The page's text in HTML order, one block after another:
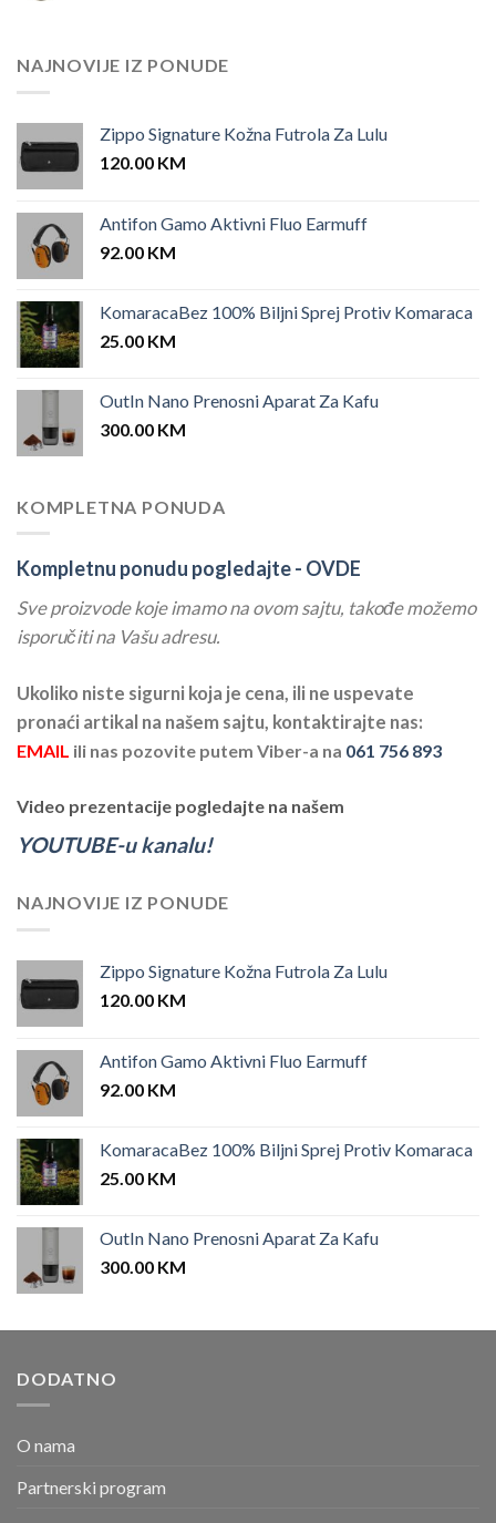
25.00 KM.
NAJNOVIJE IZ PONUDE
Zippo Signature Kožna Futrola Za Lulu
120.00 KM
Antifon Gamo Aktivni Fluo Earmuff
92.00 KM
KomaracaBez 100% Biljni Sprej Protiv Komaraca
25.00 KM
OutIn Nano Prenosni Aparat Za Kafu
300.00 KM
KOMPLETNA PONUDA
Kompletnu ponudu pogledajte - OVDE
Sve proizvode koje imamo na ovom sajtu, takođe možemo
isporučiti na Vašu adresu.
Ukoliko niste sigurni koja je cena, ili ne uspevate
pronaći artikal na našem sajtu, kontaktirajte nas:
EMAIL ili nas pozovite putem Viber-a na 061 756 893
Video prezentacije pogledajte na našem
YOUTUBE-u kanalu!
NAJNOVIJE IZ PONUDE
Zippo Signature Kožna Futrola Za Lulu
120.00 KM
Antifon Gamo Aktivni Fluo Earmuff
92.00 KM
KomaracaBez 100% Biljni Sprej Protiv Komaraca
25.00 KM
OutIn Nano Prenosni Aparat Za Kafu
300.00 KM
DODATNO
O nama
Partnerski program